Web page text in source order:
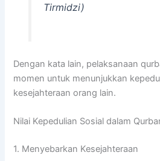
Tirmidzi)
Dengan kata lain, pelaksanaan
momen untuk menunjukkan
kesejahteraan orang lain.
Nilai Kepedulian Sosial dalam
1. Menyebarkan Kesejahteraan